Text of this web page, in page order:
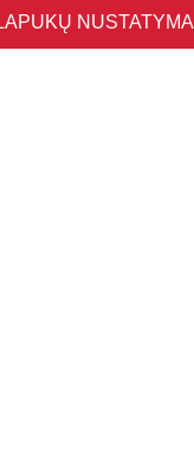
NUSTATYMAI